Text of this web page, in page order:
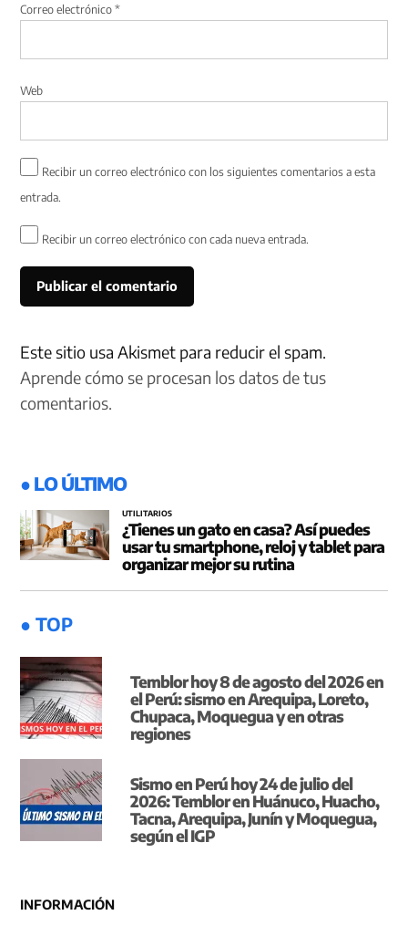
Correo electrónico*
Web
Recibir un correo electrónico con los siguientes comentarios a esta
entrada.
Recibir un correo electrónico con cada nueva entrada.
Este sitio usa Akismet para reducir el spam.
Aprende cómo se procesan los datos de tus
comentarios.
● LO ÚLTIMO
UTILITARIOS
¿Tienes un gato en casa? Así puedes
usar tu smartphone, reloj y tablet para
organizar mejor su rutina
● TOP
Temblor hoy 8 de agosto del 2026 en
el Perú: sismo en Arequipa, Loreto,
Chupaca, Moquegua y en otras
regiones
Sismo en Perú hoy 24 de julio del
2026: Temblor en Huánuco, Huacho,
Tacna, Arequipa, Junín y Moquegua,
según el IGP
INFORMACIÓN